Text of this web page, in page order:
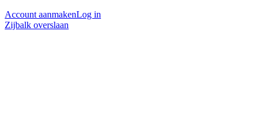
Account aanmakenLog in
Zijbalk overslaan